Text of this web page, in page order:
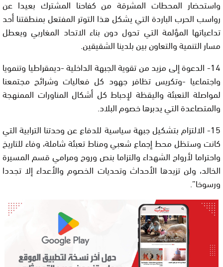
واستحضار المحطات المشرقة من كفاحنا المشترك بعيدا عن
رواسب الحرب الباردة التي يشكل هذا التوتر المفتعل بمنطقتنا أحد
تداعياتها المؤلمة التي تحول دون بناء الاتحاد المغاربي ويعطل
مسار التنمية والتعاون بين بلدينا الشقيقين.
14- الدعوة إلى مزيد من تقوية الجبهة الداخلية -ديمقراطيا وتنمويا
واجتماعيا -وتكريس تظافر جهود كل فعاليات وشرائح مجتمعنا
لمواصلة التعبئة واليقظة لإحباط كل أشكال المناورات الممنهجة
والمتصاعدة التي يدبرها خصوم البلاد.
15- الالتزام بتشكيل جبهة سياسية للدفاع عن وحدتنا الترابية التي
كانت وستظل محط إجماع شعبي ومناط تعبئة شاملة، وفاء للتاريخ
واحتراما لأرواح الشهداء والتزاما بنص وروح ومرامي قسم المسيرة
الخالد، ولن تزيدها الأحداث وتحديات الخصوم والأعداء إلا تجددا
ورسوخا”.